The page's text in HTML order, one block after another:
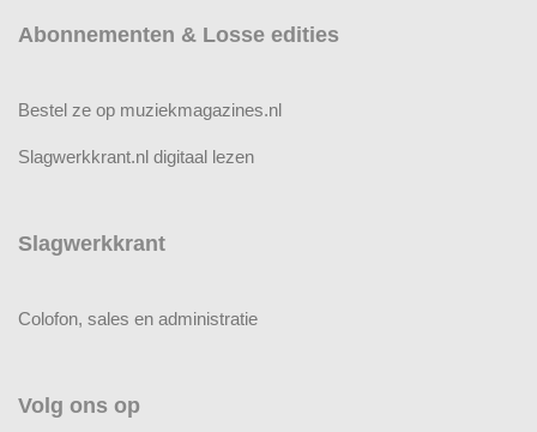
Abonnementen & Losse edities
Bestel ze op muziekmagazines.nl
Slagwerkkrant.nl digitaal lezen
Slagwerkkrant
Colofon, sales en administratie
Volg ons op